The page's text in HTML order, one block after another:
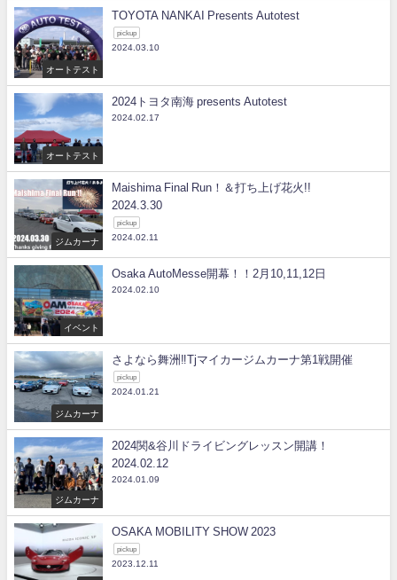
オートテスト
TOYOTA NANKAI Presents Autotest
pickup
2024.03.10
オートテスト
2024トヨタ南海 presents Autotest
2024.02.17
ジムカーナ
Maishima Final Run！＆打ち上げ花火!!
2024.3.30
pickup
2024.02.11
イベント
Osaka AutoMesse開幕！！2月10,11,12日
2024.02.10
ジムカーナ
さよなら舞洲‼Tjマイカージムカーナ第1戦開催
pickup
2024.01.21
ジムカーナ
2024関&谷川ドライビングレッスン開講！
2024.02.12
2024.01.09
OSAKA MOBILITY SHOW 2023
pickup
2023.12.11